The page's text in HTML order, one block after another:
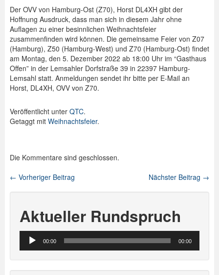
Spenden
Login
Der OVV von Hamburg-Ost (Z70), Horst DL4XH gibt der
Hoffnung Ausdruck, dass man sich in diesem Jahr ohne
Auflagen zu einer besinnlichen Weihnachtsfeier
zusammenfinden wird können. Die gemeinsame Feier von Z07
(Hamburg), Z50 (Hamburg-West) und Z70 (Hamburg-Ost) findet
am Montag, den 5. Dezember 2022 ab 18:00 Uhr im “Gasthaus
Offen” in der Lemsahler Dorfstraße 39 in 22397 Hamburg-
Lemsahl statt. Anmeldungen sendet ihr bitte per E-Mail an
Horst, DL4XH, OVV von Z70.
Veröffentlicht unter QTC.
Getaggt mit Weihnachtsfeier.
Die Kommentare sind geschlossen.
Beitragsnavigation
Nächster Beitrag →
← Vorheriger Beitrag
Aktueller Rundspruch
Audio-
Player
00:00 00:00